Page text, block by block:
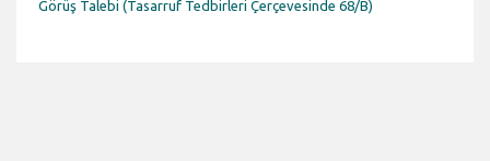
Görüş Talebi (Tasarruf Tedbirleri Çerçevesinde 68/B)